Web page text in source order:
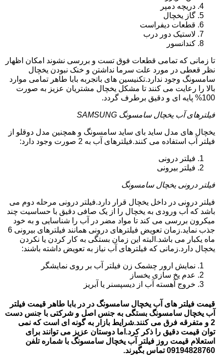
دریچه دمپر
گاز یخچال
قطعات دیفراست
لاستیک دور درب
کندانسور
تا زمانی که تمامی قطعات فوق تست و بررسی نشوند امکان اظهار
نظر قعطی در مورد علت سرما نداشتن و خنک نبودن یخچال
سامسونگ وجود ندارد.تکنیسین های باتجربه بابا طاهر تمامی موارد
بالا را رعایت می کنند تا مشکل یخچال مشتریان عزیز به صورت
100% پایه ای و دقیق برطرف گردد.
فیلترهای آب یخچال سامسونگ SAMSUNG
یخچال های مدل ساید بای ساید سامسونگ و همچنین مدل دوقلو از
فیلتر آب استفاده می کنند.فیلترهای آب به 2 صورت وجود دارد:
فیلتر درونی
فیلتر بیرونی
فیلتر درونی یخچال سامسونگ
فیلتر درونی در داخل یخچال قرار دارد.فیلتر درونی مرحله دوم می
باشد که آب ورودی به یخچال را از یک صافی دقیق با حساسیت چند
میکرون بررسی می کند تا مواد مضر در آب را شناسایی و به خود
جذب نماید.زمان تعویض فیلترهای درونی همانند فیلترهای بیرونی 6
ماه یکبار می باشد.البته این زمان بستگی به کار کردن یا نکردن
یخچال دارد.زمانی که فیلترهای آب نیاز به تعویض داشته باشند:
نمایش ارور چشمک زن فیلتر آب بر روی نمایشگر
عدم یخ سازی یخساز
خروج آهسته آب از دیسپسنر یا آبریز
قیمت فیلتر های آب یخچال سامسونگ در در بابا طاهر قیمت فیلتر
آب یخچال سامسونگ بستگی به جنس اصل و شرکتی با جنس دست
2 و متفرقه فرق می کنند.شرایط بازار به گونه ای است که نمی
توان قیمت دقیق را ذکر کرد.اما دوستان عزیز می توانند برای
استعلام قیمت روز فیلتر آب یخچال سامسونگ با شماره تلفن
09194828760 تماس بگیرند.